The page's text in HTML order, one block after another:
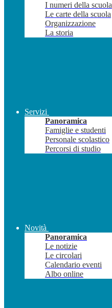
I numeri della scuola
Le carte della scuola
Organizzazione
La storia
Servizi
Panoramica
Famiglie e studenti
Personale scolastico
Percorsi di studio
Novità
Panoramica
Le notizie
Le circolari
Calendario eventi
Albo online